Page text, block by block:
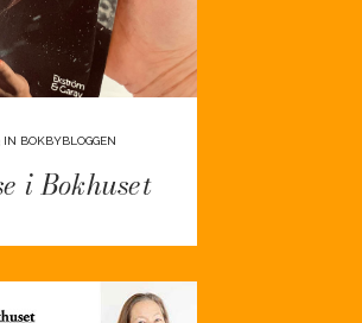
IN BOKBYBLOGGEN
i Bokhuset